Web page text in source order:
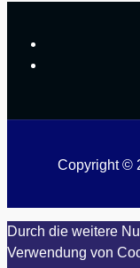
Copyright ©
Durch die weitere
Verwendung von